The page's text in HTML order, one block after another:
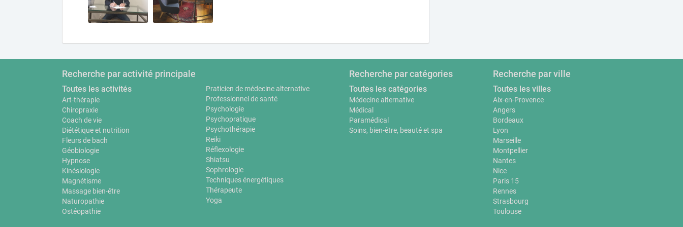
Recherche par activité principale
Toutes les activités
Art-thérapie
Chiropraxie
Coach de vie
Diététique et nutrition
Fleurs de bach
Géobiologie
Hypnose
Kinésiologie
Magnétisme
Massage bien-être
Naturopathie
Ostéopathie
Praticien de médecine alternative
Professionnel de santé
Psychologie
Psychopratique
Psychothérapie
Reiki
Réflexologie
Shiatsu
Sophrologie
Techniques énergétiques
Thérapeute
Yoga
Recherche par catégories
Toutes les catégories
Médecine alternative
Médical
Paramédical
Soins, bien-être, beauté et spa
Recherche par ville
Toutes les villes
Aix-en-Provence
Angers
Bordeaux
Lyon
Marseille
Montpellier
Nantes
Nice
Paris 15
Rennes
Strasbourg
Toulouse